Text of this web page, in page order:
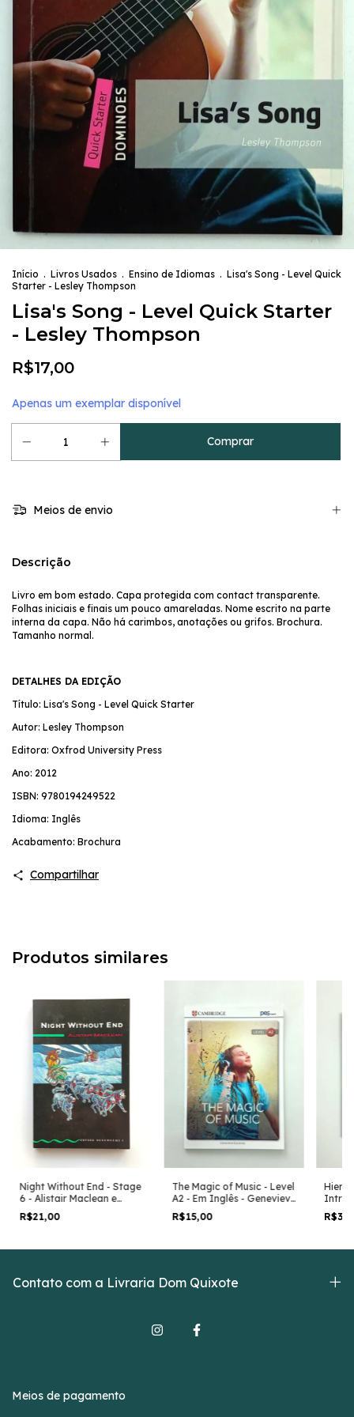
Início . Livros Usados . Ensino de Idiomas . Lisa's Song - Level Quick
Starter - Lesley Thompson
Lisa's Song - Level Quick Starter
- Lesley Thompson
R$17,00
Apenas um exemplar disponível
Meios de envio
Descrição
Livro em bom estado. Capa protegida com contact transparente.
Folhas iniciais e finais um pouco amareladas. Nome escrito na parte
interna da capa. Não há carimbos, anotações ou grifos. Brochura.
Tamanho normal.
DETALHES DA EDIÇÃO
Título: Lisa's Song - Level Quick Starter
Autor: Lesley Thompson
Editora: Oxfrod University Press
Ano: 2012
ISBN: 9780194249522
Idioma: Inglês
Acabamento: Brochura
Compartilhar
Produtos similares
Night Without End - Stage
6 - Alistair Maclean e
Margaret Naudi
R$21,00
The Magic of Music - Level
A2 - Em Inglês - Genevieve
Kocienda
R$15,00
Contato com a Livraria Dom Quixote
Meios de pagamento